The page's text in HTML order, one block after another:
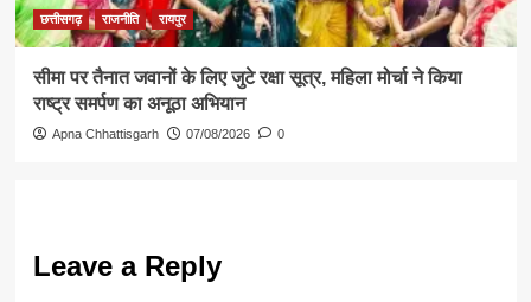
छत्तीसगढ़ राजनीति रायपुर
सीमा पर तैनात जवानों के लिए जुटे रक्षा सूत्र, महिला मोर्चा ने किया
राष्ट्र समर्पण का अनूठा अभियान
Apna Chhattisgarh 07/08/2026 0
Leave a Reply